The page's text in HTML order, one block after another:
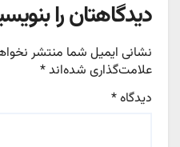
دیدگاهتان را
نشانی ایمیل شما منتشر
علامت‌گذاری شده‌اند*
دیدگاه*